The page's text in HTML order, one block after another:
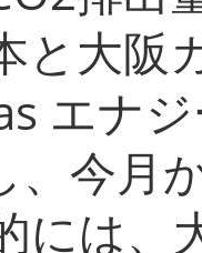
と大阪
エナ
、今月
には、